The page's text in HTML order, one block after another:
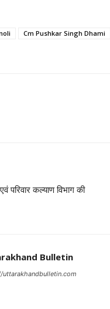
Cm Pushkar Singh Dhami
परिवार कल्याण विभाग की
Bulletin